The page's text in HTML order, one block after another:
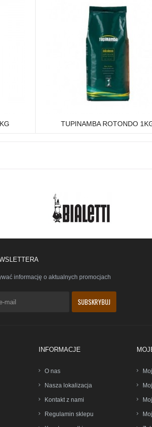
TUPINAMBA ROTONDO
informację o aktualnych promocjach
INFORMACJE
O nas
Nasza lokalizacja
Kontakt z nami
Regulamin sklepu